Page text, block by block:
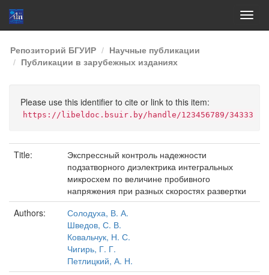
Skip
navigation
Репозиторий БГУИР
Научные публикации
Публикации в зарубежных изданиях
Please use this identifier to cite or link to this item:
https://libeldoc.bsuir.by/handle/123456789/34333
Title:
Экспрессный контроль надежности
подзатворного диэлектрика интегральных
микросхем по величине пробивного
напряжения при разных скоростях развертки
Authors:
Солодуха, В. А.
Шведов, С. В.
Ковальчук, Н. С.
Чигирь, Г. Г.
Петлицкий, А. Н.